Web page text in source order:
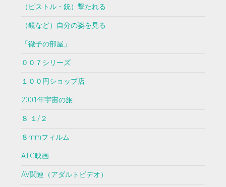
（ピストル・銃）撃たれる
（鏡など）自分の姿を見る
「徹子の部屋」
００７シリーズ
１００円ショップ店
2001年宇宙の旅
８ １/２
８mmフィルム
ATG映画
AV関連（アダルトビデオ）